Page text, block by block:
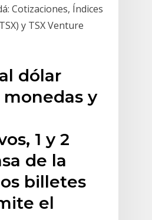
Cotizaciones, Índices
y TSX Venture
dólar
monedas y
1 y 2
de la
billetes
el